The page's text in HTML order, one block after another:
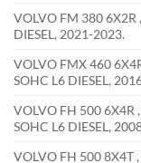
VOLVO FM 380 6X2R
DIESEL, 2021-2023.
VOLVO FMX 460
SOHC L6 DIESEL,
VOLVO FH 500 6X4R
SOHC L6 DIESEL,
VOLVO FH 500 8X4T